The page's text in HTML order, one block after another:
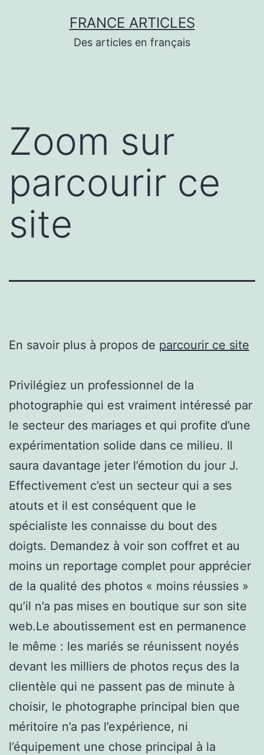
FRANCE ARTICLES
Des articles en français
Zoom sur
parcourir ce
site
En savoir plus à propos de parcourir ce site
Privilégiez un professionnel de la
photographie qui est vraiment intéressé par
le secteur des mariages et qui profite d’une
expérimentation solide dans ce milieu. Il
saura davantage jeter l’émotion du jour J.
Effectivement c’est un secteur qui a ses
atouts et il est conséquent que le
spécialiste les connaisse du bout des
doigts. Demandez à voir son coffret et au
moins un reportage complet pour apprécier
de la qualité des photos « moins réussies »
qu’il n’a pas mises en boutique sur son site
web.Le aboutissement est en permanence
le même : les mariés se réunissent noyés
devant les milliers de photos reçus des la
clientèle qui ne passent pas de minute à
choisir, le photographe principal bien que
méritoire n’a pas l’expérience, ni
l’équipement une chose principal à la